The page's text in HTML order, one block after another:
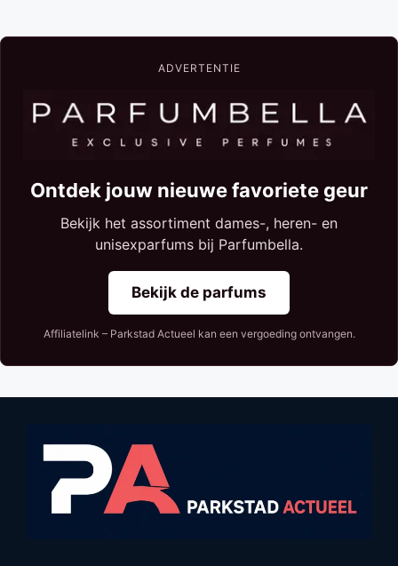
ADVERTENTIE
Ontdek jouw nieuwe favoriete geur
Bekijk het assortiment dames-, heren- en
unisexparfums bij Parfumbella.
Bekijk de parfums
Affiliatelink – Parkstad Actueel kan een vergoeding ontvangen.